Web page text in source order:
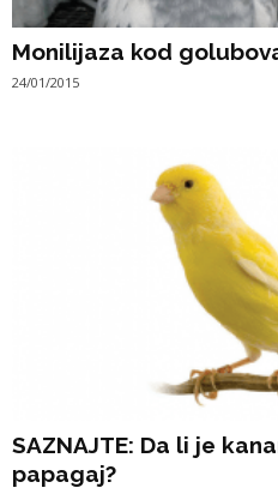
Monilijaza kod
24/01/2015
SAZNAJTE: Da li je
papagaj?